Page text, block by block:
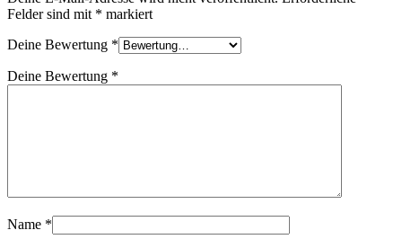
Felder sind mit * markiert
Deine Bewertung *
Deine Bewertung *
Name *